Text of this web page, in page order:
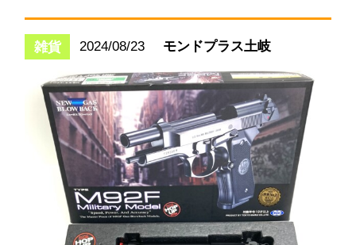
雑貨 2024/08/23 モンドプラス土岐